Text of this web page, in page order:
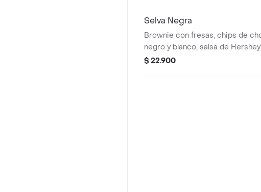
Selva Negra
Brownie con fresas, chips de
negro y blanco, salsa de
crema.
$ 22.900